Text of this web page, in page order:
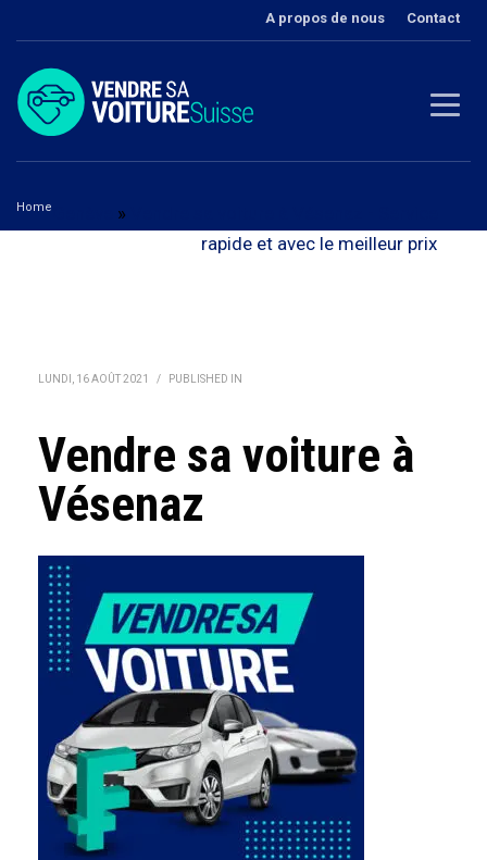
A propos de nous Contact
Home »
rapide et avec le meilleur prix
LUNDI, 16 AOÛT 2021 / PUBLISHED IN
Vendre sa voiture à
Vésenaz